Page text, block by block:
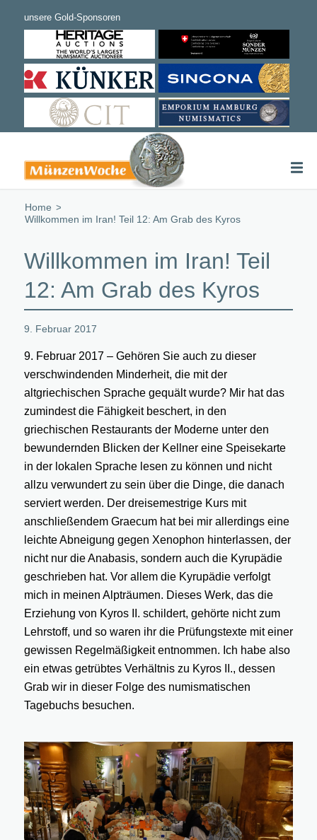
Home
Willkommen im Iran! Teil 12: Am Grab des Kyros
Willkommen im Iran! Teil
12: Am Grab des Kyros
9. Februar 2017
9. Februar 2017 – Gehören Sie auch zu dieser
verschwindenden Minderheit, die mit der
altgriechischen Sprache gequält wurde? Mir hat das
zumindest die Fähigkeit beschert, in den
griechischen Restaurants der Moderne unter den
bewundernden Blicken der Kellner eine Speisekarte
in der lokalen Sprache lesen zu können und nicht
allzu verwundert zu sein über die Dinge, die danach
serviert werden. Der dreisemestrige Kurs mit
anschließendem Graecum hat bei mir allerdings eine
leichte Abneigung gegen Xenophon hinterlassen, der
nicht nur die Anabasis, sondern auch die Kyrupädie
geschrieben hat. Vor allem die Kyrupädie verfolgt
mich in meinen Alpträumen. Dieses Werk, das die
Erziehung von Kyros II. schildert, gehörte nicht zum
Lehrstoff, und so waren ihr die Prüfungstexte mit einer
gewissen Regelmäßigkeit entnommen. Ich habe also
ein etwas getrübtes Verhältnis zu Kyros II., dessen
Grab wir in dieser Folge des numismatischen
Tagebuchs besuchen.